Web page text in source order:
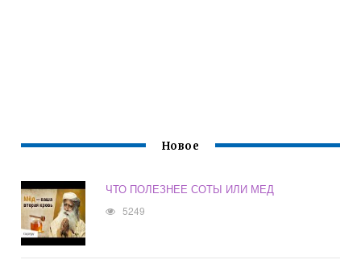
Новое
ЧТО ПОЛЕЗНЕЕ СОТЫ ИЛИ МЕД
5249